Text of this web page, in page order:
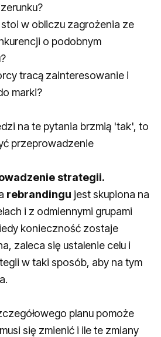
w obliczu zagrożenia ze
o podobnym
tracą zainteresowanie i
marki?
na te pytania brzmią 'tak', to
przeprowadzenie
strategii.
rebrandingu jest skupiona na
i z odmiennymi grupami
konieczność zostaje
zaleca się ustalenie celu i
w taki sposób, aby na tym
planu pomoże
się zmienić i ile te zmiany